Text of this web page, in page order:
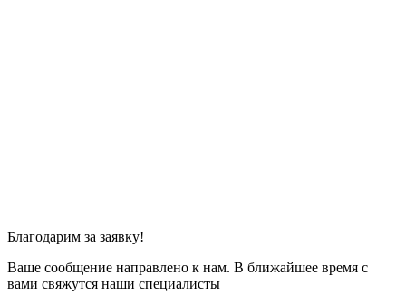
Благодарим за заявку!
Ваше сообщение направлено к нам. В ближайшее время с
вами свяжутся наши специалисты